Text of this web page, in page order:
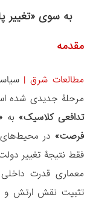
به سوی «تغییر
مقدمه
مطالعات شرق|
مرحلۀ جدیدی شده
تدافعی کلاسیک»به
فرصت» در
‌فقط نتیجۀ تغییر
معماری قدرت